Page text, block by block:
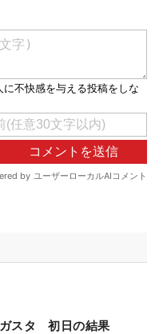
スタ 初日の結果